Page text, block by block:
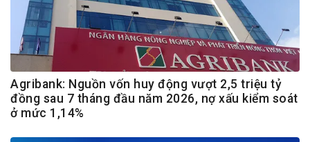
Agribank: Nguồn vốn huy động vượt 2,5 triệu tỷ
đồng sau 7 tháng đầu năm 2026, nợ xấu kiểm soát
ở mức 1,14%